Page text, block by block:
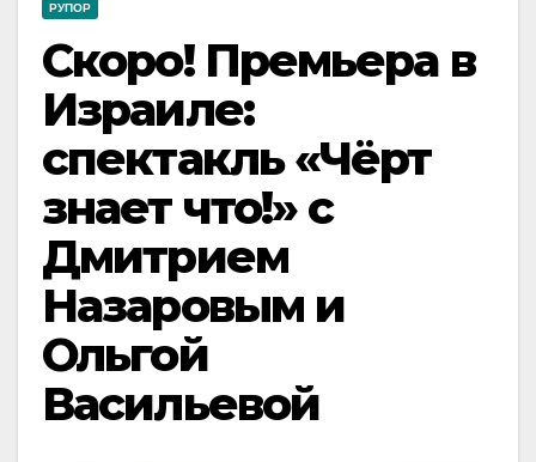
РУПОР
Скоро! Премьера в
Израиле:
спектакль «Чёрт
знает что!» с
Дмитрием
Назаровым и
Ольгой
Васильевой